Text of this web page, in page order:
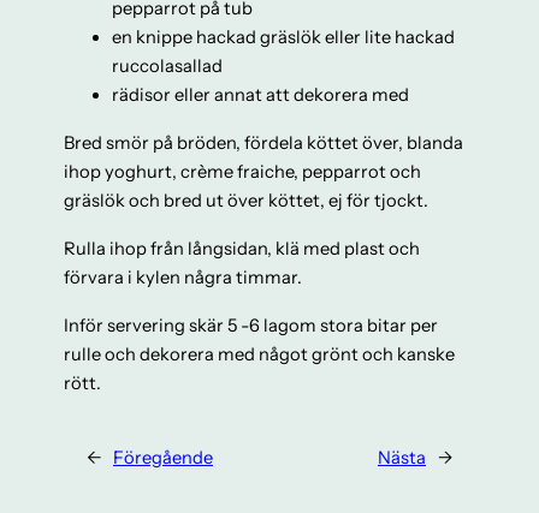
pepparrot på tub
en knippe hackad gräslök eller lite hackad
ruccolasallad
rädisor eller annat att dekorera med
Bred smör på bröden, fördela köttet över, blanda
ihop yoghurt, crème fraiche, pepparrot och
gräslök och bred ut över köttet, ej för tjockt.
Rulla ihop från långsidan, klä med plast och
förvara i kylen några timmar.
Inför servering skär 5 -6 lagom stora bitar per
rulle och dekorera med något grönt och kanske
rött.
← Föregående Nästa →